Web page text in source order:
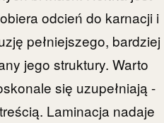
odcień do karnacji i
pełniejszego, bardziej
jego struktury. Warto
się uzupełniają -
Laminacja nadaje